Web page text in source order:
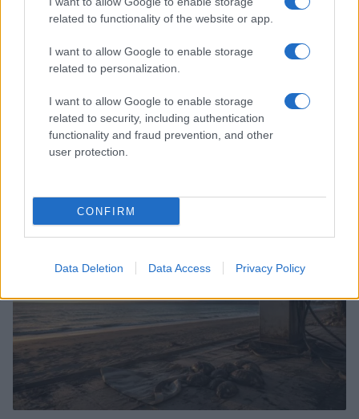
related to functionality of the website or app.
I want to allow Google to enable storage
related to personalization.
I want to allow Google to enable storage
related to security, including authentication
functionality and fraud prevention, and other
user protection.
CONFIRM
Data Deletion Data Access Privacy Policy
ICA Milano presenta mostre, concerti e letture per
l’autunno 2026